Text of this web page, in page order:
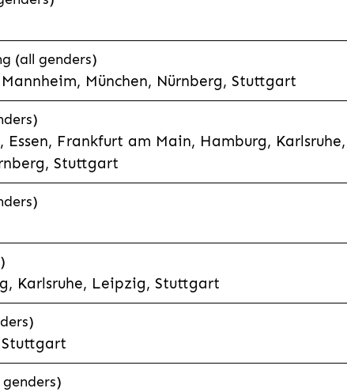
(all genders)
München, Nürnberg, Stuttgart
Essen, Frankfurt am Main, Hamburg, Karlsruhe,
Stuttgart
Karlsruhe, Leipzig, Stuttgart
Stuttgart